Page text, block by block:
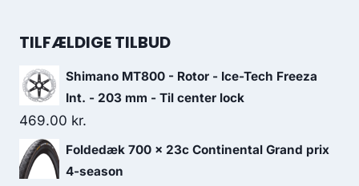
was:
is:
TILFÆLDIGE TILBUD
Shimano MT800 - Rotor - Ice-Tech Freeza
Int. - 203 mm - Til center lock
469.00 kr.
Foldedæk 700 x 23c Continental Grand prix
4-season